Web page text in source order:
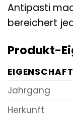
Antipasti
bereichert
Produkt-
EIGENSCHAFT
Jahrgang
Herkunft